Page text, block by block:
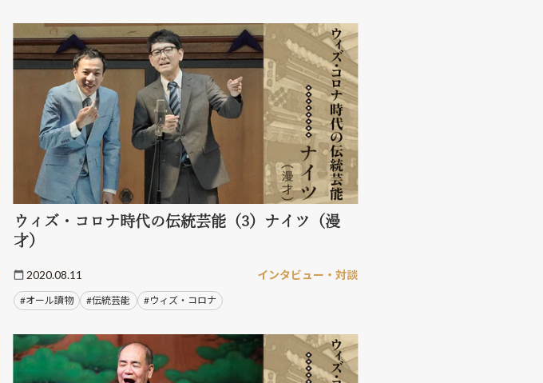
ウィズ・コロナ時代の伝統芸能（3）ナイツ（漫
才）
2020.08.11 インタビュー・対談
#オール讀物 #伝統芸能 #ウィズ・コロナ